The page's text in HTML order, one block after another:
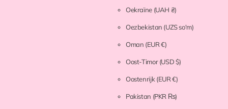
Oekraïne (UAH ₴)
Oezbekistan (UZS so'm)
Oman (EUR €)
Oost-Timor(USD $)
Oostenrijk (EUR €)
Pakistan (PKR ₨)